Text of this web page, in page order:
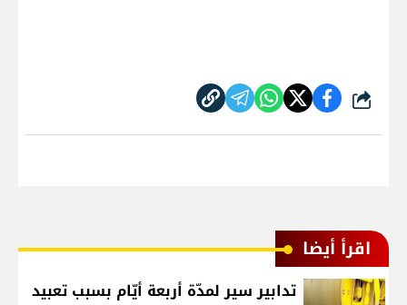
شارك
اقرأ أيضا
تدابير سير لمدّة أربعة أيّام بسبب تعبيد